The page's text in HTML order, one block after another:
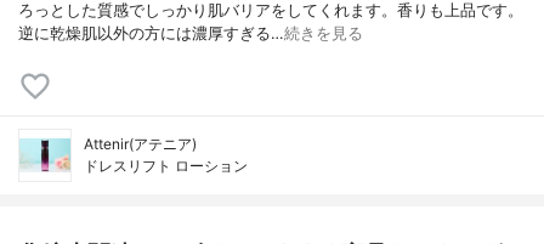
ろっとした質感でしっかり肌バリアをしてくれます。香りも上品です。
逆に乾燥肌以外の方には濃厚すぎる…続きを見る
Attenir(アテニア)
ドレスリフト ローション